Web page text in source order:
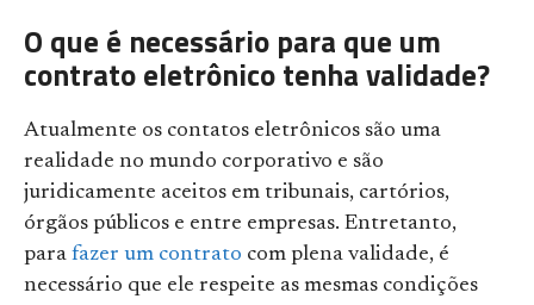
O que é necessário para que um
contrato eletrônico tenha validade?
Atualmente os contatos eletrônicos são uma
realidade no mundo corporativo e são
juridicamente aceitos em tribunais, cartórios,
órgãos públicos e entre empresas. Entretanto,
para fazer um contrato com plena validade, é
necessário que ele respeite as mesmas condições